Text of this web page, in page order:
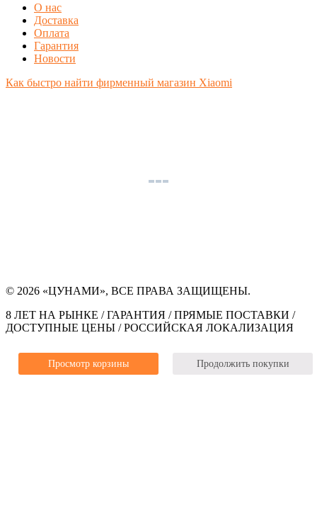
О нас
Доставка
Оплата
Гарантия
Новости
Как быстро найти фирменный магазин Xiaomi
© 2026 «ЦУНАМИ», ВСЕ ПРАВА ЗАЩИЩЕНЫ.
8 ЛЕТ НА РЫНКЕ / ГАРАНТИЯ / ПРЯМЫЕ ПОСТАВКИ /
ДОСТУПНЫЕ ЦЕНЫ / РОССИЙСКАЯ ЛОКАЛИЗАЦИЯ
Просмотр корзины Продолжить покупки